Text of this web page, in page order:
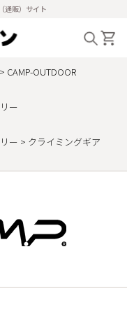
通販）サイト
CAMP-OUTDOOR
ー
ー
クライミングギア